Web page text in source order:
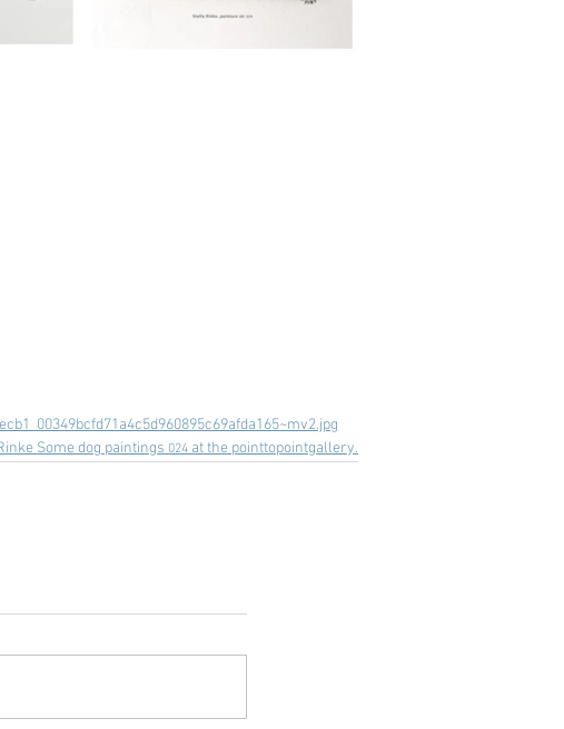
Some dog paintings 024 at the pointtopointgallery.